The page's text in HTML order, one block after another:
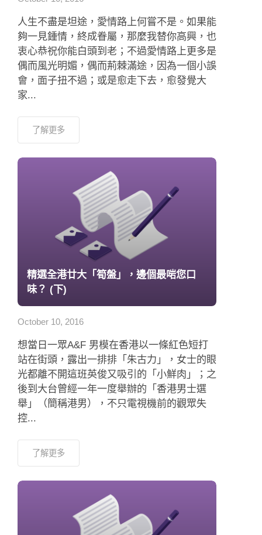
人生不盡是坦途，愛情路上何嘗不是。如果能
夠一見鍾情，終成眷屬，那麼我替你高興，也
衷心恭祝你能白頭到老；不過愛情路上更多是
偶而風光明媚，偶而荊棘滿途，因為一個小誤
會，面子扭不過；或是愈走下去，愈發覺大
家...
了解更多
精選全港廿大「筍盤」，邊個最啱您口
味？ (下)
October 10, 2016
想當日一眾A&F 男模在香港以一條紅色短打
站在街頭，露出一排排「朱古力」，女士的眼
光都離不開這班英俊又吸引的「小鮮肉」；之
後到大台曾經一年一度舉辦的「香港男士選
舉」（簡稱港男），不只電視機前的觀眾失
控...
了解更多